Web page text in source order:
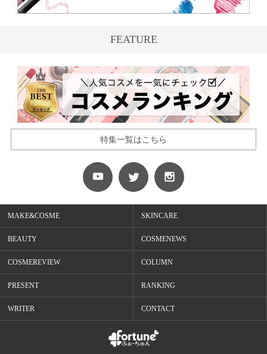
FEATURE
特集一覧はこちら
MAKE&COSME SKINCARE
BEAUTY COSMENEWS
COSMEREVIEW COLUMN
PRESENT RANKING
WRITER CONTACT